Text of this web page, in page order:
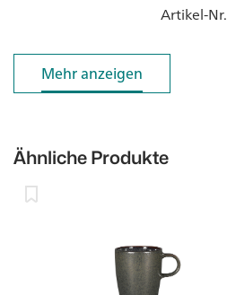
Artikel-Nr.
Mehr anzeigen
Mehr anzeigen
Ähnliche Produkte